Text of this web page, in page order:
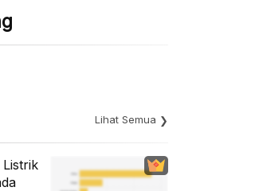
Lihat Semua